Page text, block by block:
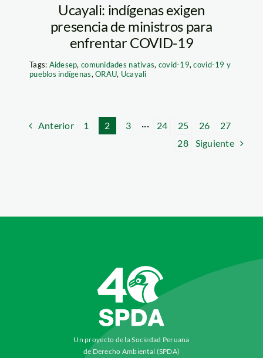
Ucayali: indígenas exigen
presencia de ministros para
enfrentar COVID-19
Tags: Aidesep,comunidades nativas, covid-19,covid-19 y
pueblos indígenas,ORAU, Ucayali
Anterior 1 2 3 ··· 24 25 26
27
28
Siguiente
Un proyecto de la Sociedad Peruana
de Derecho Ambiental (SPDA)